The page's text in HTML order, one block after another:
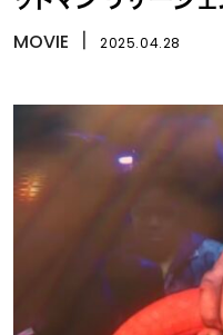
MOVIE 2025.04.28